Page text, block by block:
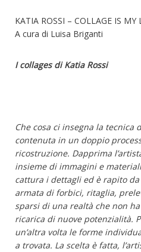
KATIA ROSSI – COLLAGE IS MY
A cura di Luisa Briganti
I collages di Katia Rossi
Che cosa ci insegna la tecnica
contenuta in un doppio
ricostruzione. Dapprima
insieme di immagini e
cattura i dettagli ed è rapito
armata di forbici, ritaglia,
sparsi di una realtà che non
ricarica di nuove potenzialità.
un’altra volta le forme
a trovata. La scelta è fatta,